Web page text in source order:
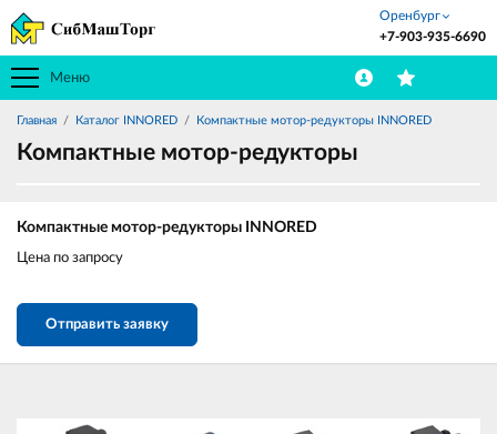
Меню
Оренбург
+7-903-935-6690
Главная Каталог INNORED Компактные мотор-редукторы INNORED
Компактные мотор-редукторы
Компактные мотор-редукторы INNORED
Цена по запросу
Отправить заявку